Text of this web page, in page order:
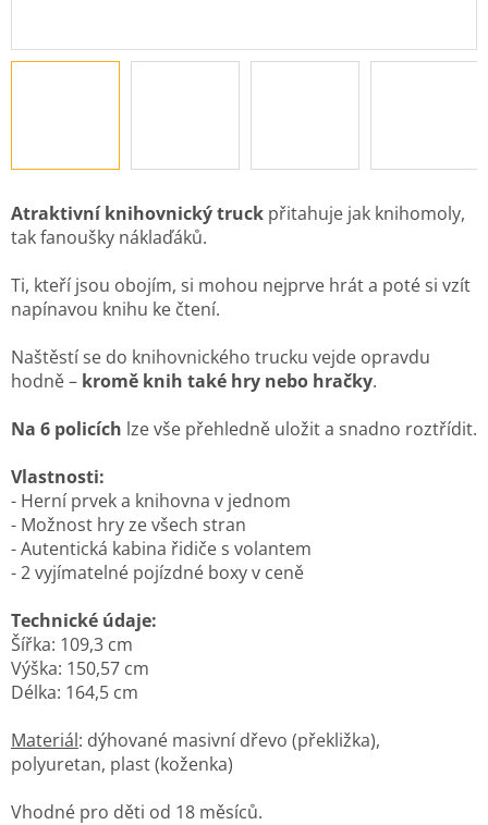
Atraktivní knihovnický truck přitahuje jak knihomoly,
tak fanoušky náklaďáků.
Ti, kteří jsou obojím, si mohou nejprve hrát a poté si vzít
napínavou knihu ke čtení.
Naštěstí se do knihovnického trucku vejde opravdu
hodně – kromě knih také hry nebo hračky.
Na 6 policích lze vše přehledně uložit a snadno roztřídit.
Vlastnosti:
- Herní prvek a knihovna v jednom
- Možnost hry ze všech stran
- Autentická kabina řidiče s volantem
- 2 vyjímatelné pojízdné boxy v ceně
Technické údaje:
Šířka: 109,3 cm
Výška: 150,57 cm
Délka: 164,5 cm
Materiál: dýhované masivní dřevo (překližka),
polyuretan, plast (koženka)
Vhodné pro děti od 18 měsíců.